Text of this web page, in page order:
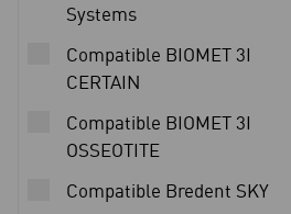
Systems
Compatible BIOMET 3I
CERTAIN
Compatible BIOMET 3I
OSSEOTITE
Compatible Bredent SKY